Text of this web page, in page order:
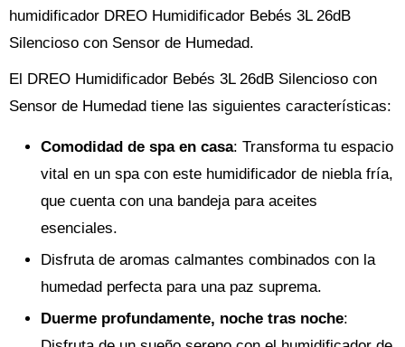
humidificador DREO Humidificador Bebés 3L 26dB
Silencioso con Sensor de Humedad.
El DREO Humidificador Bebés 3L 26dB Silencioso con
Sensor de Humedad tiene las siguientes características:
Comodidad de spa en casa: Transforma tu espacio
vital en un spa con este humidificador de niebla fría,
que cuenta con una bandeja para aceites
esenciales.
Disfruta de aromas calmantes combinados con la
humedad perfecta para una paz suprema.
Duerme profundamente, noche tras noche: